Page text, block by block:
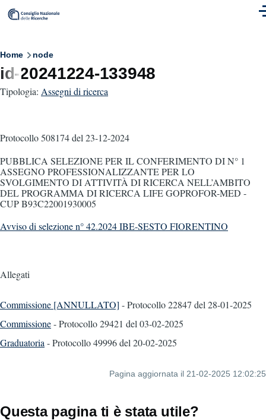
Skip to main content
Breadcrumb
Home node
id-20241224-133948
Tipologia: Assegni di ricerca
Protocollo 508174del 23-12-2024
PUBBLICA SELEZIONE PER IL CONFERIMENTO DI N° 1
ASSEGNO PROFESSIONALIZZANTE PER LO
SVOLGIMENTO DI ATTIVITÀ DI RICERCA NELL’AMBITO
DEL PROGRAMMA DI RICERCA LIFE GOPROFOR-MED -
CUP B93C22001930005
Avviso di selezione n° 42.2024 IBE-SESTO FIORENTINO
Allegati
Commissione [ANNULLATO] - Protocollo 22847 del 28-01-2025
Commissione- Protocollo 29421 del 03-02-2025
Graduatoria - Protocollo 49996del 20-02-2025
Pagina aggiornata il 21-02-2025 12:02:25
Questa pagina ti è stata utile?